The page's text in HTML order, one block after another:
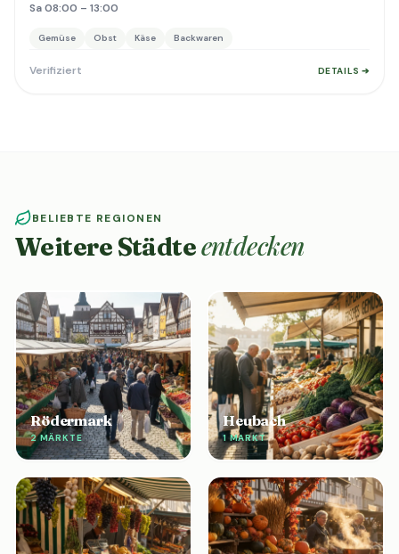
Sa 08:00 – 13:00
Gemüse Obst Käse Backwaren
Verifiziert DETAILS ➔
BELIEBTE REGIONEN
Weitere Städteentdecken
Rödermark
2 MÄRKTE
Heubach
1 MARKT